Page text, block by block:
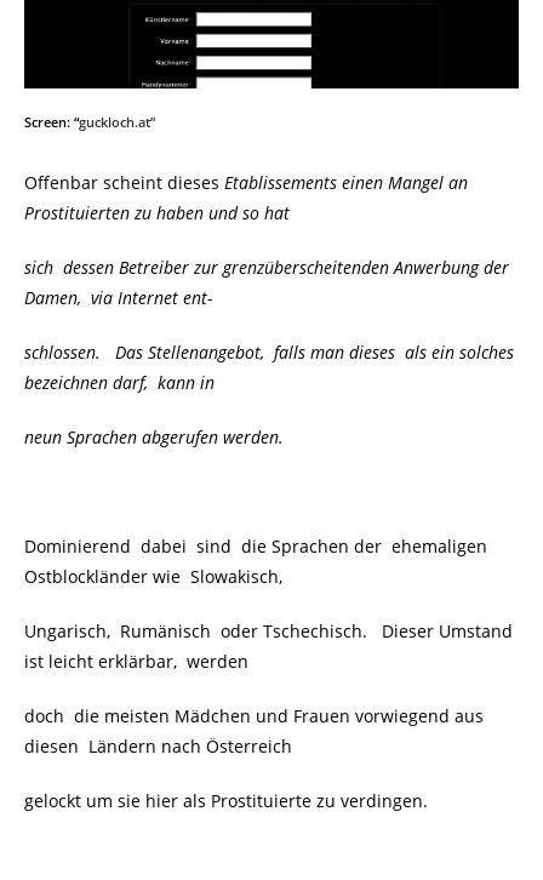
Screen: “guckloch.at”
Offenbar scheint dieses Etablissements einen Mangel an
Prostituierten zu haben und so hat
sich dessen Betreiber zur grenzüberscheitenden Anwerbung der
Damen, via Internet ent-
schlossen. Das Stellenangebot, falls man dieses als ein solches
bezeichnen darf, kann in
neun Sprachen abgerufen werden.
Dominierend dabei sind die Sprachen der ehemaligen
Ostblockländer wie Slowakisch,
Ungarisch, Rumänisch oder Tschechisch. Dieser Umstand
ist leicht erklärbar, werden
doch die meisten Mädchen und Frauen vorwiegend aus
diesen Ländern nach Österreich
gelockt um sie hier als Prostituierte zu verdingen.